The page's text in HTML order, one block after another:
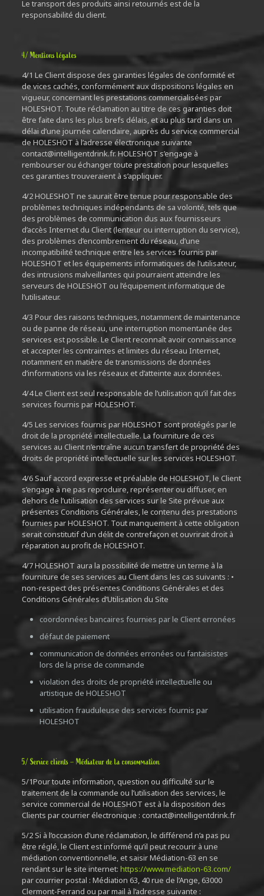
Le transport des produits ainsi retournés est de la
responsabilité du client.
4/ Mentions légales
4/1 Le Client dispose des garanties légales de conformité et
de vices cachés, conformément aux dispositions légales en
vigueur, concernant les prestations commercialisées par
HOLESHOT. Toute réclamation au titre de ces garanties doit
être faite dans les plus brefs délais, et au plus tard dans un
délai d’une journée calendaire, auprès du service commercial
de HOLESHOT à l’adresse électronique suivante
contact@intelligentdrink.fr. HOLESHOT s’engage à
rembourser ou échanger toute prestation pour lesquelles
ces garanties trouveraient à s’appliquer.
4/2 HOLESHOT ne saurait être tenue pour responsable des
problèmes techniques indépendants de sa volonté, tels que
des problèmes de communication dus aux fournisseurs
d’accès Internet du Client (lenteur ou interruption du service),
des problèmes d’encombrement du réseau, d’une
incompatibilité technique entre les services fournis par
HOLESHOT et les équipements informatiques de l’utilisateur,
des intrusions malveillantes qui pourraient atteindre les
serveurs de HOLESHOT ou l’équipement informatique de
l’utilisateur.
4/3 Pour des raisons techniques, notamment de maintenance
ou de panne de réseau, une interruption momentanée des
services est possible. Le Client reconnaît avoir connaissance
et accepter les contraintes et limites du réseau Internet,
notamment en matière de transmissions de données
d’informations via les réseaux et d’atteinte aux données.
4/4 Le Client est seul responsable de l’utilisation qu’il fait des
services fournis par HOLESHOT.
4/5 Les services fournis par HOLESHOT sont protégés par le
droit de la propriété intellectuelle. La fourniture de ces
services au Client n’entraîne aucun transfert de propriété des
droits de propriété intellectuelle sur les services HOLESHOT.
4/6 Sauf accord expresse et préalable de HOLESHOT, le Client
s’engage à ne pas reproduire, représenter ou diffuser, en
dehors de l’utilisation des services sur le Site prévue aux
présentes Conditions Générales, le contenu des prestations
fournies par HOLESHOT. Tout manquement à cette obligation
serait constitutif d’un délit de contrefaçon et ouvrirait droit à
réparation au profit de HOLESHOT.
4/7 HOLESHOT aura la possibilité de mettre un terme à la
fourniture de ses services au Client dans les cas suivants : •
non-respect des présentes Conditions Générales et des
Conditions Générales d’Utilisation du Site
coordonnées bancaires fournies par le Client erronées
défaut de paiement
communication de données erronées ou fantaisistes
lors de la prise de commande
violation des droits de propriété intellectuelle ou
artistique de HOLESHOT
utilisation frauduleuse des services fournis par
HOLESHOT
5/ Service clients – Médiateur de la consommation
5/1Pour toute information, question ou difficulté sur le
traitement de la commande ou l’utilisation des services, le
service commercial de HOLESHOT est à la disposition des
Clients par courrier électronique : contact@intelligentdrink.fr
5/2 Si à l’occasion d’une réclamation, le différend n’a pas pu
être réglé, le Client est informé qu’il peut recourir à une
médiation conventionnelle, et saisir Médiation-63 en se
rendant sur le site internet: https://www.mediation-63.com/
par courrier postal : Médiation 63, 40 rue de l’Ange, 63000
Clermont-Ferrand ou par mail à l’adresse suivante :